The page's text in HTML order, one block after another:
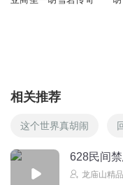
相关推荐
这个世界真胡闹
628民间
龙庙山精